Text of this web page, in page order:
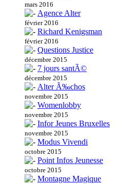
mars 2016
Agence Alter
février 2016
Richard Kenigsman
février 2016
Questions Justice
décembre 2015
7 jours santÃ©
décembre 2015
Alter Ã‰chos
novembre 2015
Womenlobby
novembre 2015
Infor Jeunes Bruxelles
novembre 2015
Modus Vivendi
octobre 2015
Point Infos Jeunesse
octobre 2015
Montagne Magique